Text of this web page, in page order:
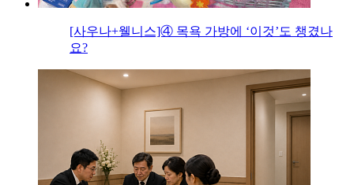
[사우나+웰니스]④ 목욕 가방에 ‘이것’도 챙겼나
요?